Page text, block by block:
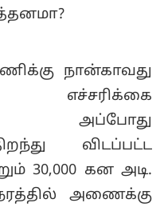
நான்காவது
அப்போது
விடப்பட்ட
30,000 கன அடி.
அணைக்கு